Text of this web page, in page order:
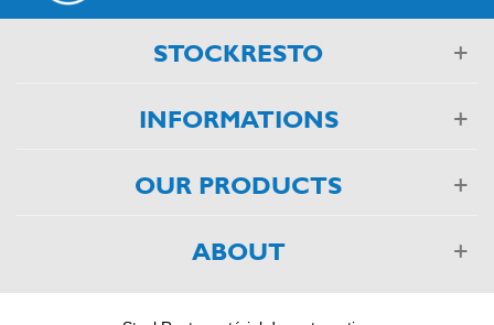
STOCKRESTO
INFORMATIONS
OUR PRODUCTS
ABOUT